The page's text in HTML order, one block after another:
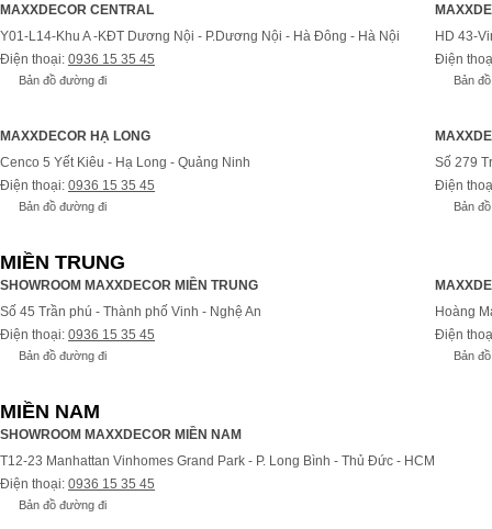
MAXXDECOR CENTRAL
Y01-L14-Khu A -KĐT Dương Nội - P.Dương Nội - Hà Đông - Hà Nội
Điện thoại: 0936 15 35 45
Bản đồ đường đi
HD 43-
Điện
Bản
MAXXDECOR HẠ LONG
Cenco 5 Yết Kiêu - Hạ Long - Quảng Ninh
Điện thoại: 0936 15 35 45
Bản đồ đường đi
Số 279
Điện
Bản
MIỀN TRUNG
SHOWROOM MAXXDECOR MIỀN TRUNG
Số 45 Trần phú - Thành phố Vinh - Nghệ An
Điện thoại: 0936 15 35 45
Bản đồ đường đi
Hoàng
Điện
Bản
MIỀN NAM
SHOWROOM MAXXDECOR MIỀN NAM
T12-23 Manhattan Vinhomes Grand Park - P. Long Bình - Thủ Đức - HCM
Điện thoại: 0936 15 35 45
Bản đồ đường đi